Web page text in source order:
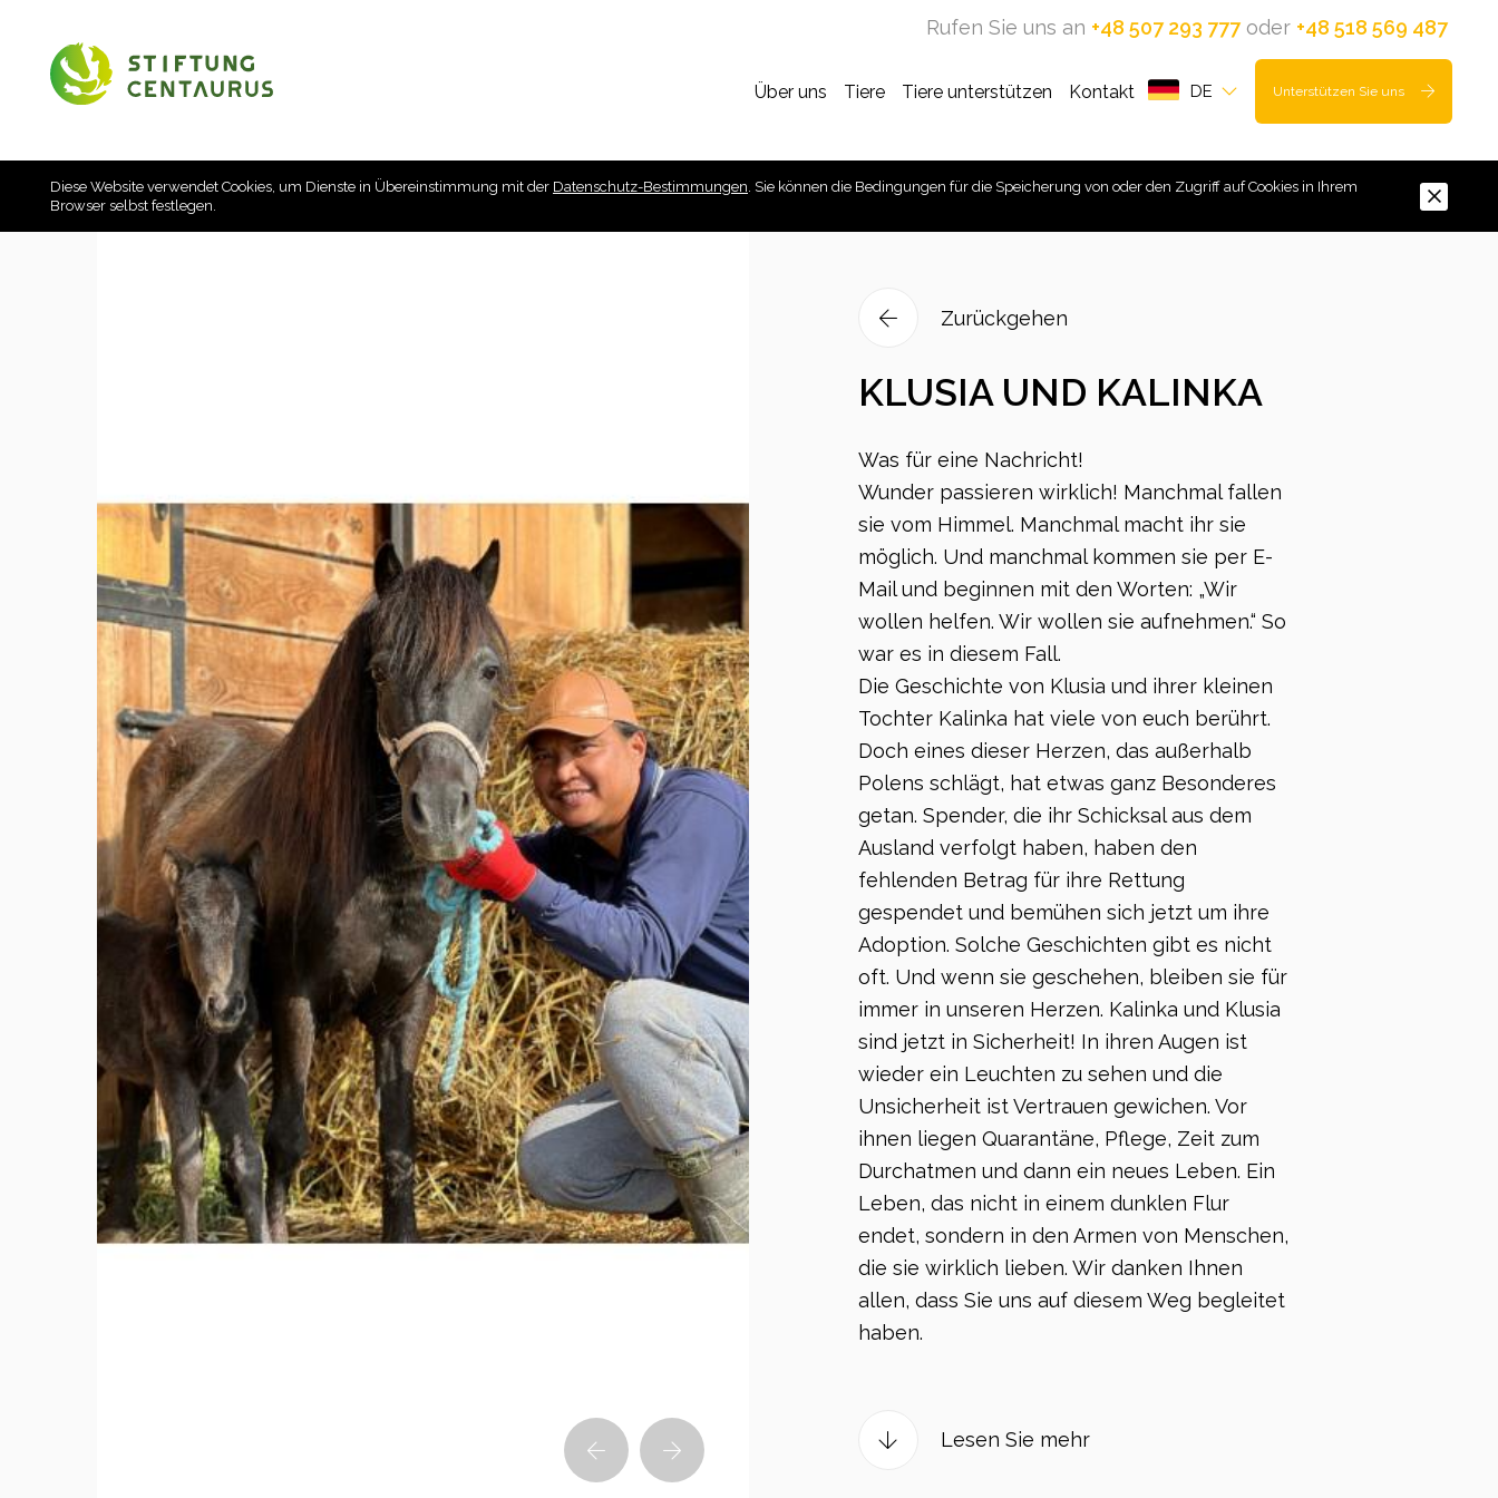
Rufen Sie uns an +48 507 293 777oder +48 518 569 487
Über uns Tiere Tiere unterstützen Kontakt DE Unterstützen Sie uns
Diese Website verwendet Cookies, um Dienste in Übereinstimmung mit der Datenschutz-Bestimmungen. Sie können die Bedingungen für die Speicherung von oder den Zugriff auf Cookies in Ihrem
Browser selbst festlegen.
Zurückgehen
KLUSIA UND KALINKA
Was für eine Nachricht!
Wunder passieren wirklich! Manchmal fallen
sie vom Himmel. Manchmal macht ihr sie
möglich. Und manchmal kommen sie per E-
Mail und beginnen mit den Worten: „Wir
wollen helfen. Wir wollen sie aufnehmen.“ So
war es in diesem Fall.
Die Geschichte von Klusia und ihrer kleinen
Tochter Kalinka hat viele von euch berührt.
Doch eines dieser Herzen, das außerhalb
Polens schlägt, hat etwas ganz Besonderes
getan. Spender, die ihr Schicksal aus dem
Ausland verfolgt haben, haben den
fehlenden Betrag für ihre Rettung
gespendet und bemühen sich jetzt um ihre
Adoption. Solche Geschichten gibt es nicht
oft. Und wenn sie geschehen, bleiben sie für
immer in unseren Herzen. Kalinka und Klusia
sind jetzt in Sicherheit! In ihren Augen ist
wieder ein Leuchten zu sehen und die
Unsicherheit ist Vertrauen gewichen. Vor
ihnen liegen Quarantäne, Pflege, Zeit zum
Durchatmen und dann ein neues Leben. Ein
Leben, das nicht in einem dunklen Flur
endet, sondern in den Armen von Menschen,
die sie wirklich lieben. Wir danken Ihnen
allen, dass Sie uns auf diesem Weg begleitet
haben.
Lesen Sie mehr